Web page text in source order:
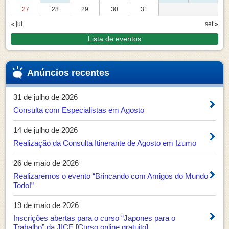
27 28 29 30 31
« jul set »
Lista de eventos
Anúncios recentes
31 de julho de 2026
Consulta com Especialistas em Agosto
14 de julho de 2026
Realização da Consulta Itinerante de Agosto em Izumo
26 de maio de 2026
Realizaremos o evento “Brincando com Amigos do Mundo
Todo!”
19 de maio de 2026
Inscrições abertas para o curso “Japones para o